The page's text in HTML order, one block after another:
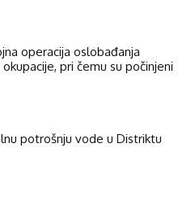
operacija oslobađanja
pri čemu su počinjeni
potrošnju vode u Distriktu